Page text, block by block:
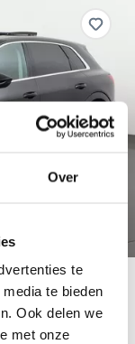
Over
te
te bieden
Ook delen we
met onze